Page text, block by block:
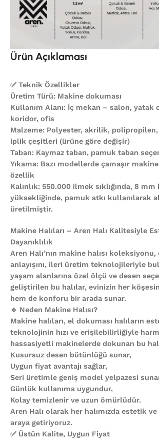
Ürün Açıklaması
✅ Teknik Özellikler
Üretim Türü: Makine dokuması
Kullanım Alanı: İç mekan – salon, yatak
koridor, ofis
Malzeme: Polyester, akrilik, polipropilen,
iplik çeşitleri (ürüne göre değişir)
Taban: Kaymaz taban, pamuk taban
Yıkama: Bazı modellerde çamaşır
özellik
Kalınlık: 550.000 ilmek sıklığında, 8 mm
yüksekliğinde, pamuk atkı kullanılarak
üretilmiştir.
Makine Halıları – Aren Halı Kalitesiyle
Dayanıklılık
Aren Halı’nın makine halısı koleksiyonu,
anlayışını, ileri üretim teknolojileriyle
yaşam alanlarına özel ölçü ve desen
geliştirilen bu halılar, evinizin her
hem de konforu bir arada sunar.
🔹 Neden Makine Halısı?
Makine halıları, el dokuması halıların
teknolojinin hızı ve erişilebilirliğiyle
hassasiyetli makinelerde dokunan bu
Kusursuz desen bütünlüğü sunar,
Uygun fiyat avantajı sağlar,
Seri üretimle geniş model yelpazesi
Günlük kullanıma uygundur,
Kolay temizlenir ve uzun ömürlüdür.
Aren Halı olarak her halımızda estetik ve
araya getiriyoruz.
✅ Üstün Kalite, Uygun Fiyat